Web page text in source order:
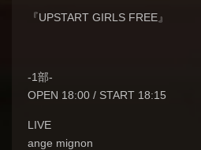
『UPSTART GIRLS FREE』
-1部-
OPEN 18:00 / START 18:15
LIVE
ange mignon